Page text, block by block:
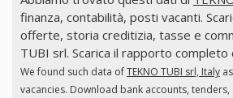
finanza, contabilità, posti vacanti.
offerte, storia creditizia, tasse e
TUBI srl. Scarica il rapporto completo
We found such data ofTEKNO TUBI srl, Italy
vacancies. Download bank accounts,